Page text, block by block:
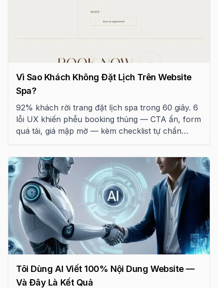
Vì Sao Khách Không Đặt Lịch Trên Website
Spa?
92% khách rời trang đặt lịch spa trong 60 giây. 6
lỗi UX khiến phễu booking thủng — CTA ẩn, form
quá tải, giá mập mờ — kèm checklist tự chẩn
Tôi Dùng AI Viết 100% Nội Dung Website —
Và Đây Là Kết Quả